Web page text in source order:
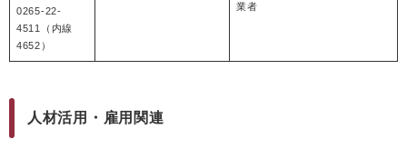
0265-22-
4511（内線
4652）
業者
人材活用・雇用関連